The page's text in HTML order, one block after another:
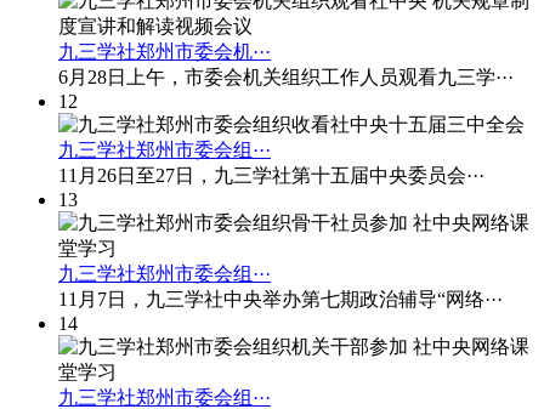
九三学社郑州市委会机···
6月28日上午，市委会机关组织工作人员观看九三学···
12
九三学社郑州市委会组···
11月26日至27日，九三学社第十五届中央委员会···
13
九三学社郑州市委会组···
11月7日，九三学社中央举办第七期政治辅导“网络···
14
九三学社郑州市委会组···